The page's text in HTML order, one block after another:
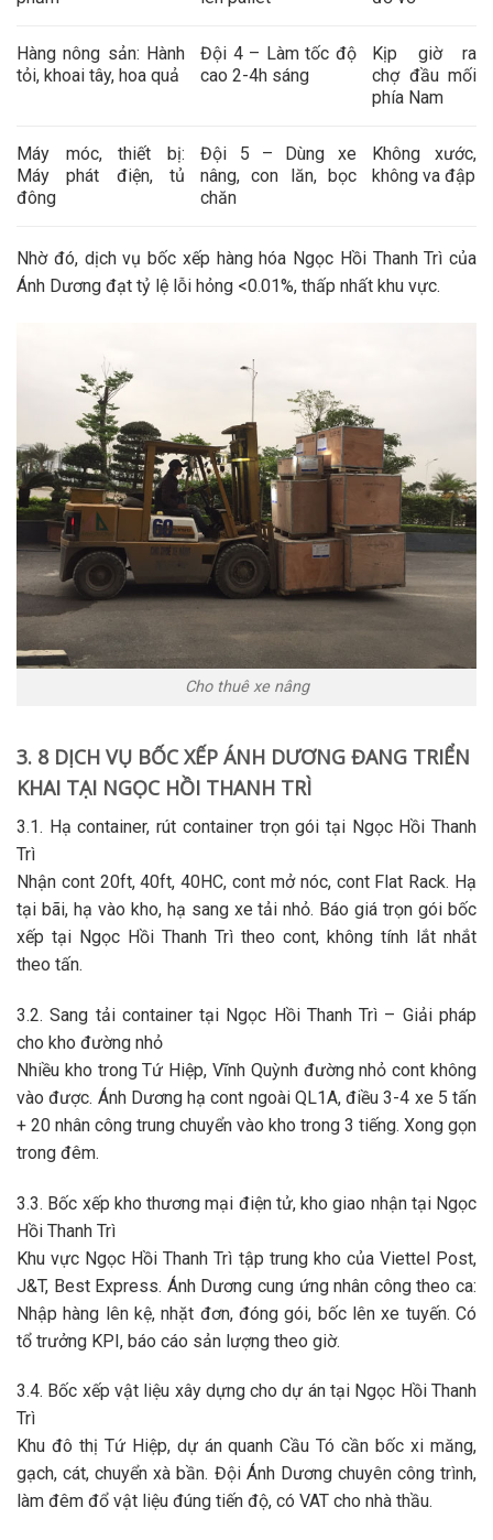
Hàng nông sản: Hành
tỏi, khoai tây, hoa quả
Đội 4 – Làm tốc độ
cao 2-4h sáng
Kịp giờ ra
chợ đầu mối
phía Nam
Máy móc, thiết bị:
Máy phát điện, tủ
đông
Đội 5 – Dùng xe
nâng, con lăn, bọc
chăn
Không xước,
không va đập
Nhờ đó, dịch vụ bốc xếp hàng hóa Ngọc Hồi Thanh Trì của
Ánh Dương đạt tỷ lệ lỗi hỏng <0.01%, thấp nhất khu vực.
Cho thuê xe nâng
3. 8 DỊCH VỤ BỐC XẾP ÁNH DƯƠNG ĐANG TRIỂN
KHAI TẠI NGỌC HỒI THANH TRÌ
3.1. Hạ container, rút container trọn gói tại Ngọc Hồi Thanh
Trì
Nhận cont 20ft, 40ft, 40HC, cont mở nóc, cont Flat Rack. Hạ
tại bãi, hạ vào kho, hạ sang xe tải nhỏ. Báo giá trọn gói bốc
xếp tại Ngọc Hồi Thanh Trì theo cont, không tính lắt nhắt
theo tấn.
3.2. Sang tải container tại Ngọc Hồi Thanh Trì – Giải pháp
cho kho đường nhỏ
Nhiều kho trong Tứ Hiệp, Vĩnh Quỳnh đường nhỏ cont không
vào được. Ánh Dương hạ cont ngoài QL1A, điều 3-4 xe 5 tấn
+ 20 nhân công trung chuyển vào kho trong 3 tiếng. Xong gọn
trong đêm.
3.3. Bốc xếp kho thương mại điện tử, kho giao nhận tại Ngọc
Hồi Thanh Trì
Khu vực Ngọc Hồi Thanh Trì tập trung kho của Viettel Post,
J&T, Best Express. Ánh Dương cung ứng nhân công theo ca:
Nhập hàng lên kệ, nhặt đơn, đóng gói, bốc lên xe tuyến. Có
tổ trưởng KPI, báo cáo sản lượng theo giờ.
3.4. Bốc xếp vật liệu xây dựng cho dự án tại Ngọc Hồi Thanh
Trì
Khu đô thị Tứ Hiệp, dự án quanh Cầu Tó cần bốc xi măng,
gạch, cát, chuyển xà bần. Đội Ánh Dương chuyên công trình,
làm đêm đổ vật liệu đúng tiến độ, có VAT cho nhà thầu.